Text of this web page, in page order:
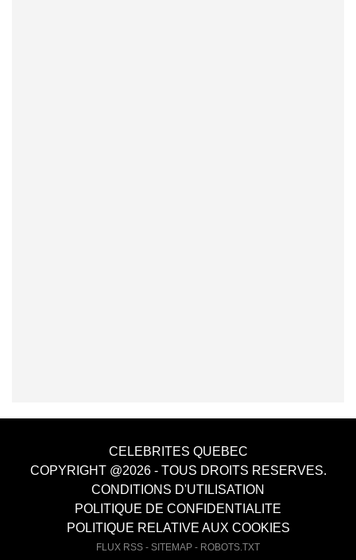
CELEBRITES QUEBEC
COPYRIGHT @2026 - TOUS DROITS RESERVES.
CONDITIONS D'UTILISATION
POLITIQUE DE CONFIDENTIALITE
POLITIQUE RELATIVE AUX COOKIES
FLUX RSS - SITEMAP - ROBOTS.TXT